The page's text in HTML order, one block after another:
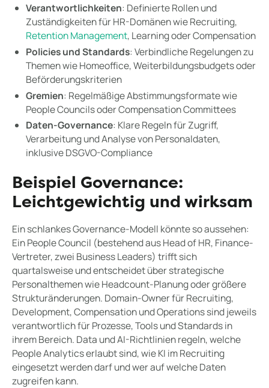
Verantwortlichkeiten: Definierte Rollen und
Zuständigkeiten für HR-Domänen wie Recruiting,
Retention Management, Learning oder Compensation
Policies und Standards: Verbindliche Regelungen zu
Themen wie Homeoffice, Weiterbildungsbudgets oder
Beförderungskriterien
Gremien: Regelmäßige Abstimmungsformate wie
People Councils oder Compensation Committees
Daten-Governance: Klare Regeln für Zugriff,
Verarbeitung und Analyse von Personaldaten,
inklusive DSGVO-Compliance
Beispiel Governance:
Leichtgewichtig und wirksam
Ein schlankes Governance-Modell könnte so aussehen:
Ein People Council (bestehend aus Head of HR, Finance-
Vertreter, zwei Business Leaders) trifft sich
quartalsweise und entscheidet über strategische
Personalthemen wie Headcount-Planung oder größere
Strukturänderungen. Domain-Owner für Recruiting,
Development, Compensation und Operations sind jeweils
verantwortlich für Prozesse, Tools und Standards in
ihrem Bereich. Data und AI-Richtlinien regeln, welche
People Analytics erlaubt sind, wie KI im Recruiting
eingesetzt werden darf und wer auf welche Daten
zugreifen kann.